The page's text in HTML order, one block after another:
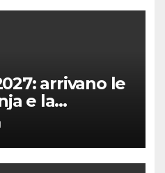
arrivano le
e la
650